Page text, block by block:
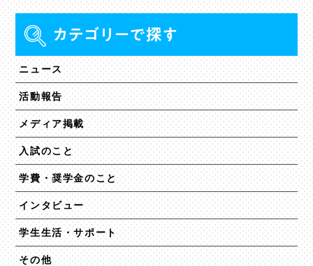
ニュース
活動報告
メディア掲載
入試のこと
学費・奨学金のこと
インタビュー
学生生活・サポート
その他